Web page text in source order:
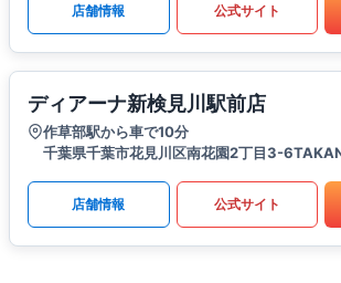
店舗情報 公式サイト
ディアーナ新検見川駅前店
作草部駅から車で10分
千葉県千葉市花見川区南花園2丁目3-
店舗情報 公式サイト